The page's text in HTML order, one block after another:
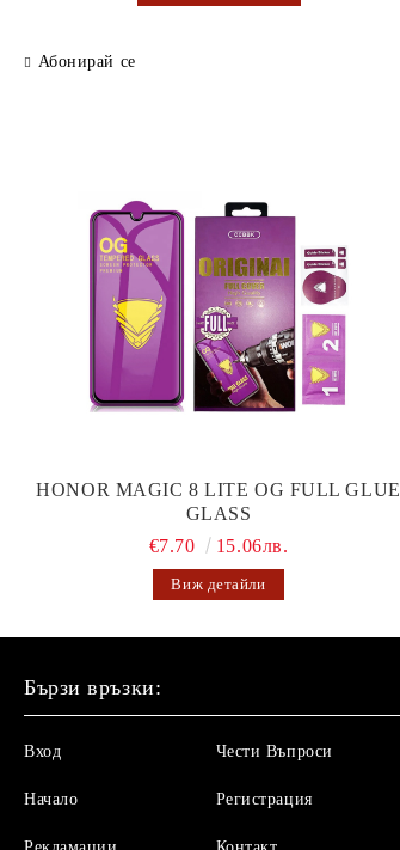
Абонирай се
HONOR MAGIC 8 LITE OG FULL GLUE
GLASS
€7.70
15.06лв.
Виж детайли
Бързи връзки:
Вход
Начало
Чести Въпроси
Регистрация